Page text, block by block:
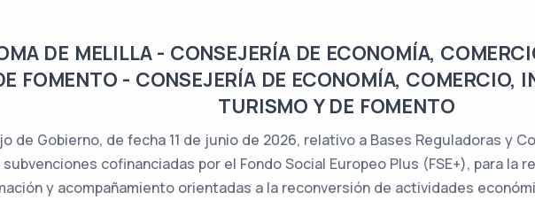
DE MELILLA - CONSEJERÍA DE ECONOMÍA,
FOMENTO - CONSEJERÍA DE ECONOMÍA, COMERCIO,
TURISMO Y DE FOMENTO
de Gobierno, de fecha 11 de junio de 2026, relativo a Bases Reguladoras y
cofinanciadas por el Fondo Social Europeo Plus (FSE+), para la
y acompañamiento orientadas a la reconversión de actividades